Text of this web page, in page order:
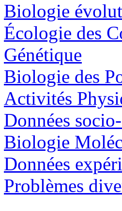
Biologie
Écologie des
Génétique
Biologie des
Activités
Données
Biologie
Données
Problèmes